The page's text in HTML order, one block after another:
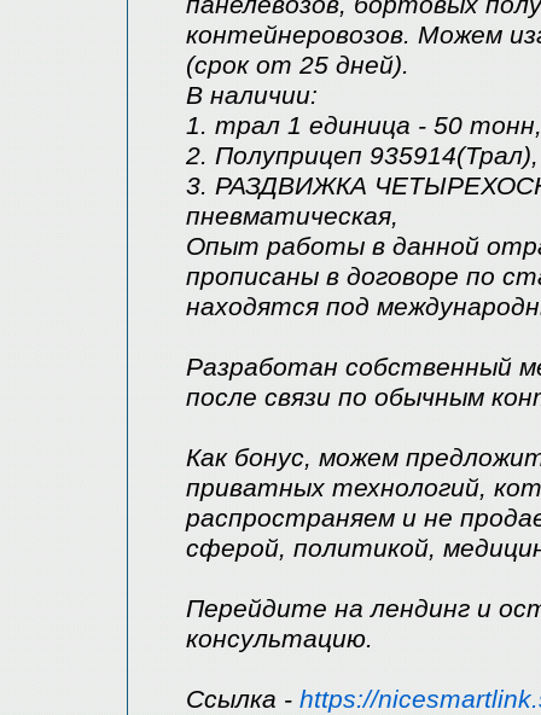
контейнеровозов. Можем
(срок от 25 дней).
В наличии:
1. трал 1 единица - 50
2. Полуприцеп
3. РАЗДВИЖКА
пневматическая,
Опыт работы в данной
прописаны в договоре по
находятся под
Разработан собственный
после связи по обычным
Как бонус, можем
приватных технологий,
распространяем и не
сферой, политикой,
Перейдите на лендинг и
консультацию.
Ссылка - https://